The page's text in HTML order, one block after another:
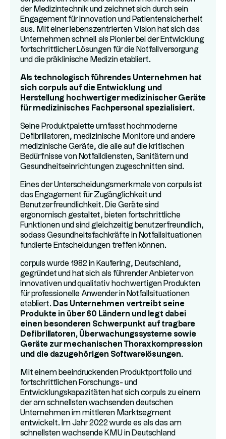
der Medizintechnik und zeichnet sich durch sein
Engagement für Innovation und Patientensicherheit
aus. Mit einer lebenszentrierten Vision hat sich das
Unternehmen schnell als Pionier bei der Entwicklung
fortschrittlicher Lösungen für die Notfallversorgung
und die präklinische Medizin etabliert.
Als technologisch führendes Unternehmen hat
sich corpuls auf die Entwicklung und
Herstellung hochwertiger medizinischer Geräte
für medizinisches Fachpersonal spezialisiert.
Seine Produktpalette umfasst hochmoderne
Defibrillatoren, medizinische Monitore und andere
medizinische Geräte, die alle auf die kritischen
Bedürfnisse von Notfalldiensten, Sanitätern und
Gesundheitseinrichtungen zugeschnitten sind.
Eines der Unterscheidungsmerkmale von corpuls ist
das Engagement für Zugänglichkeit und
Benutzerfreundlichkeit. Die Geräte sind
ergonomisch gestaltet, bieten fortschrittliche
Funktionen und sind gleichzeitig benutzerfreundlich,
sodass Gesundheitsfachkräfte in Notfallsituationen
fundierte Entscheidungen treffen können.
corpuls wurde 1982 in Kaufering, Deutschland,
gegründet und hat sich als führender Anbieter von
innovativen und qualitativ hochwertigen Produkten
für professionelle Anwender in Notfallsituationen
etabliert. Das Unternehmen vertreibt seine
Produkte in über 60 Ländern und legt dabei
einen besonderen Schwerpunkt auf tragbare
Defibrillatoren, Überwachungssysteme sowie
Geräte zur mechanischen Thoraxkompression
und die dazugehörigen Softwarelösungen.
Mit einem beeindruckenden Produktportfolio und
fortschrittlichen Forschungs- und
Entwicklungskapazitäten hat sich corpuls zu einem
der am schnellsten wachsenden deutschen
Unternehmen im mittleren Marktsegment
entwickelt. Im Jahr 2022 wurde es als das am
schnellsten wachsende KMU in Deutschland